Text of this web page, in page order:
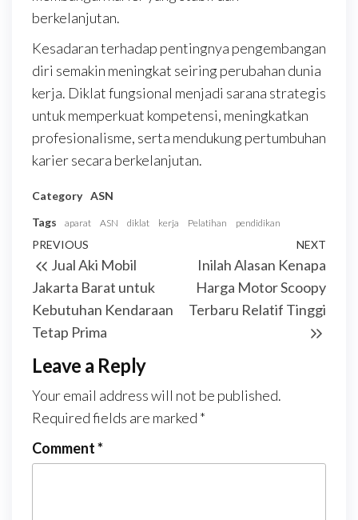
berkelanjutan.
Kesadaran terhadap pentingnya pengembangan
diri semakin meningkat seiring perubahan dunia
kerja. Diklat fungsional menjadi sarana strategis
untuk memperkuat kompetensi, meningkatkan
profesionalisme, serta mendukung pertumbuhan
karier secara berkelanjutan.
Category ASN
Tags
aparat ASN diklat kerja Pelatihan pendidikan
Post
navigation
Previous
Post
PREVIOUS
Jual Aki Mobil
Jakarta Barat untuk
Kebutuhan Kendaraan
Tetap Prima
NEXT
Inilah Alasan Kenapa
Harga Motor Scoopy
Terbaru Relatif Tinggi
Leave a Reply
Your email address will not be published.
Required fields are marked *
Comment*